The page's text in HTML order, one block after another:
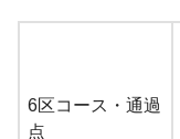
6区コース・通過
点